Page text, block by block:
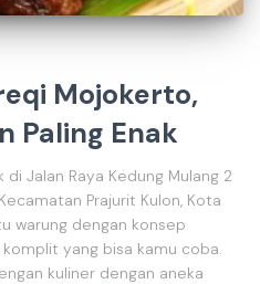
Mojokerto,
Paling Enak
Jalan Raya Kedung Mulang 2
Prajurit Kulon, Kota
warung dengan konsep
yang bisa kamu coba.
kuliner dengan aneka